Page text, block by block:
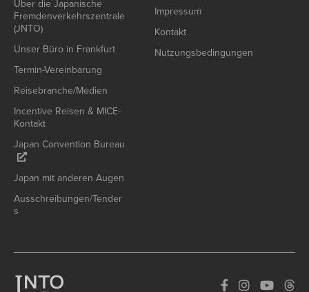
Über die Japanische
Fremdenverkehrszentrale
(JNTO)
Unser Büro in Frankfurt
Termin-Vereinbarung
Reisebranche/Medien
Incentive Reisen & MICE-
Kontakt
Japan Convention Bureau
Japan mit anderen Augen
Ausschreibungen/Tender
s
Impressum
Kontakt
Nutzungsbedingungen